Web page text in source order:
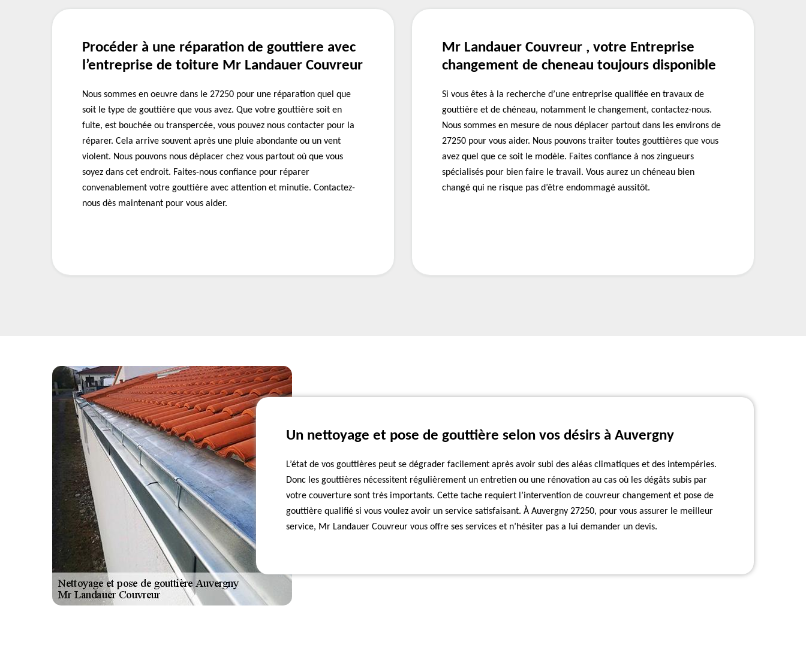
Procéder à une réparation de gouttiere avec
l’entreprise de toiture Mr Landauer Couvreur
Nous sommes en oeuvre dans le 27250 pour une réparation quel que
soit le type de gouttière que vous avez. Que votre gouttière soit en
fuite, est bouchée ou transpercée, vous pouvez nous contacter pour la
réparer. Cela arrive souvent après une pluie abondante ou un vent
violent. Nous pouvons nous déplacer chez vous partout où que vous
soyez dans cet endroit. Faites-nous confiance pour réparer
convenablement votre gouttière avec attention et minutie. Contactez-
nous dès maintenant pour vous aider.
Mr Landauer Couvreur , votre Entreprise
changement de cheneau toujours disponible
Si vous êtes à la recherche d’une entreprise qualifiée en travaux de
gouttière et de chéneau, notamment le changement, contactez-nous.
Nous sommes en mesure de nous déplacer partout dans les environs de
27250 pour vous aider. Nous pouvons traiter toutes gouttières que vous
avez quel que ce soit le modèle. Faites confiance à nos zingueurs
spécialisés pour bien faire le travail. Vous aurez un chéneau bien
changé qui ne risque pas d’être endommagé aussitôt.
Un nettoyage et pose de gouttière selon vos désirs à Auvergny
L’état de vos gouttières peut se dégrader facilement après avoir subi des aléas climatiques et des intempéries.
Donc les gouttières nécessitent régulièrement un entretien ou une rénovation au cas où les dégâts subis par
votre couverture sont très importants. Cette tache requiert l’intervention de couvreur changement et pose de
gouttière qualifié si vous voulez avoir un service satisfaisant. À Auvergny 27250, pour vous assurer le meilleur
service, Mr Landauer Couvreur vous offre ses services et n’hésiter pas a lui demander un devis.